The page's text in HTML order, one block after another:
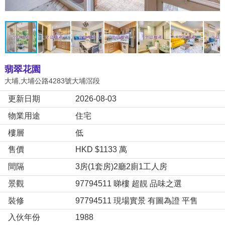
翡翠花園
大埔,大埔公路4283號大埔滘段
更新日期
2026-08-03
物業用途
住宅
樓層
低
售價
HKD $1133 萬
間隔
3房(1套房)2廳2廁1工人房
景觀
97794511 睇樓 超靚 品味之選
裝修
97794511 現場實景 有圖為證 平售
入伙年份
1988